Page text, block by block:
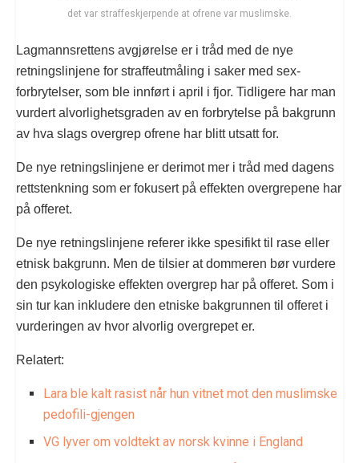
det var straffeskjerpende at ofrene var muslimske.
Lagmannsrettens avgjørelse er i tråd med de nye
retningslinjene for straffeutmåling i saker med sex-
forbrytelser, som ble innført i april i fjor. Tidligere har man
vurdert alvorlighetsgraden av en forbrytelse på bakgrunn
av hva slags overgrep ofrene har blitt utsatt for.
De nye retningslinjene er derimot mer i tråd med dagens
rettstenkning som er fokusert på effekten overgrepene har
på offeret.
De nye retningslinjene referer ikke spesifikt til rase eller
etnisk bakgrunn. Men de tilsier at dommeren bør vurdere
den psykologiske effekten overgrep har på offeret. Som i
sin tur kan inkludere den etniske bakgrunnen til offeret i
vurderingen av hvor alvorlig overgrepet er.
Relatert:
Lara ble kalt rasist når hun vitnet mot den muslimske
pedofili-gjengen
VG lyver om voldtekt av norsk kvinne i England